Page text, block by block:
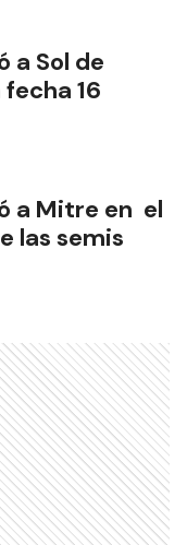
a Sol de
16
a Mitre en el
las semis